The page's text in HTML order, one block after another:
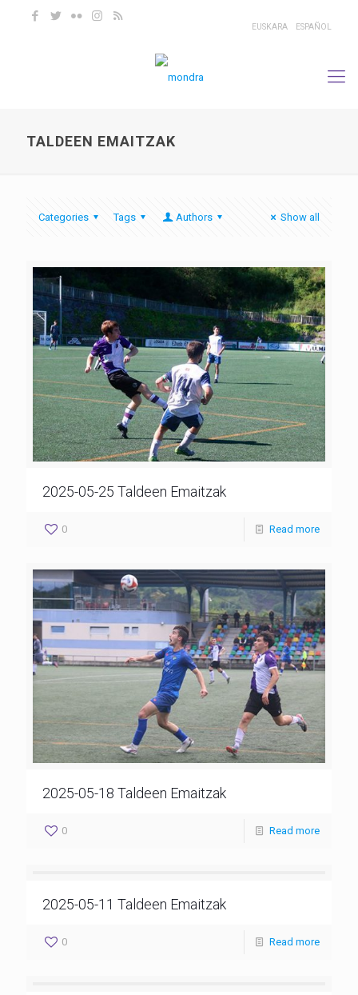
EUSKARA ESPAÑOL
TALDEEN EMAITZAK
Categories Tags Authors Show all
2025-05-25 Taldeen Emaitzak
0 Read more
2025-05-18 Taldeen Emaitzak
0 Read more
2025-05-11 Taldeen Emaitzak
0 Read more